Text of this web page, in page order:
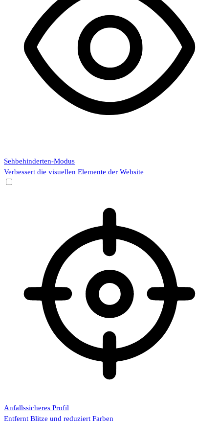
Sehbehinderten-Modus
Verbessert die visuellen Elemente der Website
Anfallssicheres Profil
Entfernt Blitze und reduziert Farben